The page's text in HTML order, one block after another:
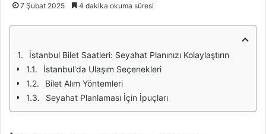
7 Şubat 2025 4 dakika okuma süresi
İstanbul Bilet Saatleri: Seyahat Planınızı Kolaylaştırın
İstanbul'da Ulaşım Seçenekleri
Bilet Alım Yöntemleri
Seyahat Planlaması İçin İpuçları